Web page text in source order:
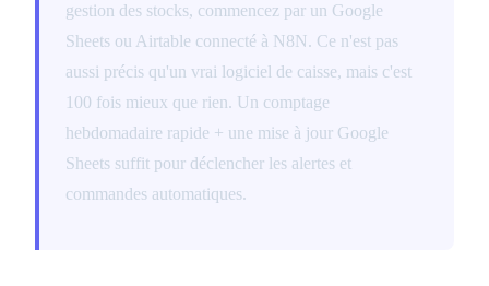
gestion des stocks, commencez par un Google
Sheets ou Airtable connecté à N8N. Ce n'est pas
aussi précis qu'un vrai logiciel de caisse, mais c'est
100 fois mieux que rien. Un comptage
hebdomadaire rapide + une mise à jour Google
Sheets suffit pour déclencher les alertes et
commandes automatiques.